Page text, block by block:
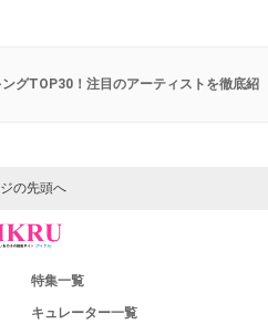
グTOP30！注目のアーティストを徹底紹
の先頭へ
特集一覧
キュレーター一覧